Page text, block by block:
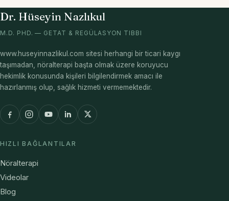
Dr. Hüseyin Nazlıkul
M.D. PHD. — GETAT & REGÜLASYON TIBBI
www.huseyinnazlikul.com sitesi herhangi bir ticari kaygı
taşımadan, nöralterapi başta olmak üzere koruyucu
hekimlik konusunda kişileri bilgilendirmek amacı ile
hazırlanmış olup, sağlık hizmeti vermemektedir.
HIZLI BAĞLANTILAR
Nöralterapi
Videolar
Blog